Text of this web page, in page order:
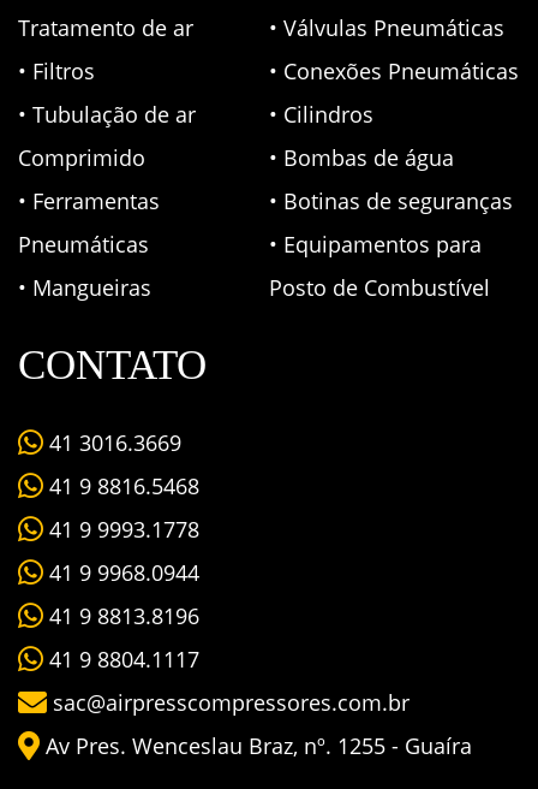
Tratamento de ar
• Filtros
• Tubulação de ar
Comprimido
• Ferramentas
Pneumáticas
• Mangueiras
• Válvulas Pneumáticas
• Conexões Pneumáticas
• Cilindros
• Bombas de água
• Botinas de seguranças
• Equipamentos para
Posto de Combustível
CONTATO
41 3016.3669
41 9 8816.5468
41 9 9993.1778
41 9 9968.0944
41 9 8813.8196
41 9 8804.1117
sac@airpresscompressores.com.br
Av Pres. Wenceslau Braz, nº. 1255 - Guaíra